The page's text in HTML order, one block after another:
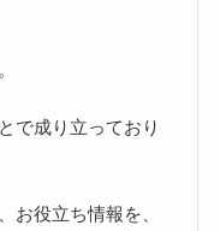
で成り立っており
お役立ち情報を、